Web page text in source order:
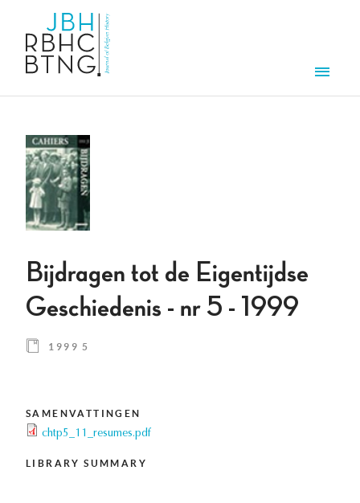
Bijdragen tot de Eigentijdse
Geschiedenis - nr 5 - 1999
1999 5
SAMENVATTINGEN
chtp5_11_resumes.pdf
LIBRARY SUMMARY